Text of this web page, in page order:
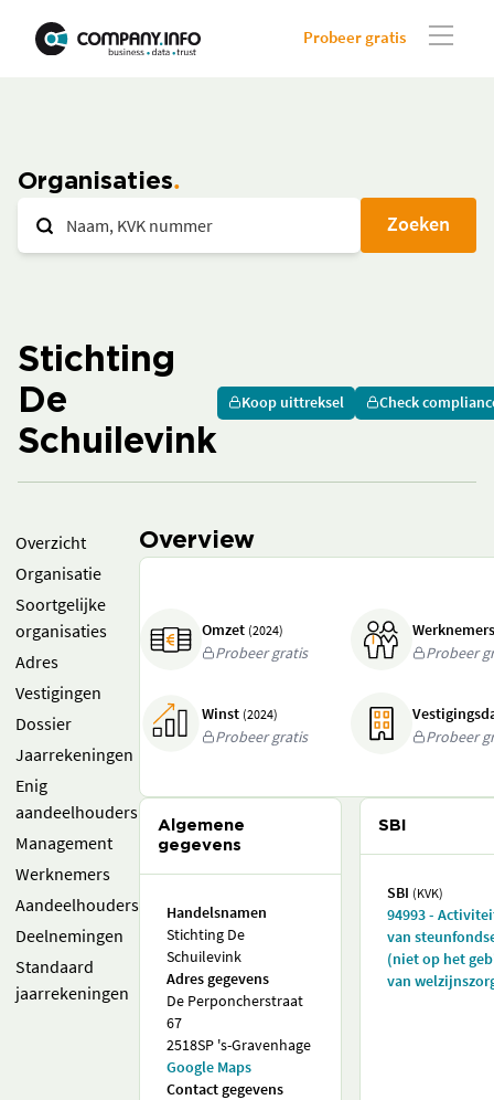
Probeer gratis
Organisaties
Zoeken
Stichting
De
Schuilevink
Koop uittreksel Check
Overzicht
Organisatie
Soortgelijke
organisaties
Adres
Vestigingen
Dossier
Jaarrekeningen
Enig
aandeelhouders
Management
Werknemers
Aandeelhouders
Deelnemingen
Standaard
jaarrekeningen
Overview
Omzet (2024)
Probeer gratis
Probeer
Winst (2024)
Probeer gratis
Probeer
Algemene
gegevens
Handelsnamen
Stichting De
Schuilevink
Adres gegevens
De Perponcherstraat
67
2518SP 's-Gravenhage
Google Maps
Contact gegevens
SBI
SBI (KVK)
94993 -
van
(niet op het
van